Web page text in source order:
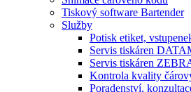
Tiskový software Bartender
Služby
Potisk etiket,
Servis tiskáren
Servis tiskáren
Kontrola kvality
Poradenství,